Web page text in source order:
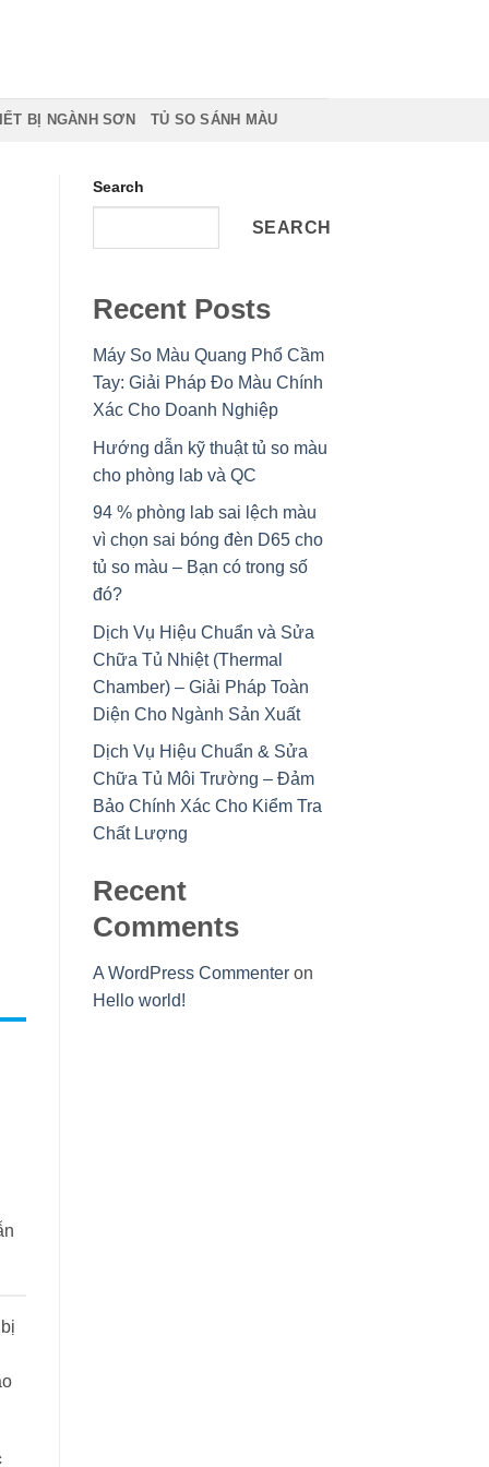
BỊ NGÀNH SƠN TỦ SO SÁNH MÀU
Search
SEARCH
Recent Posts
Máy So Màu Quang Phổ Cầm
Tay: Giải Pháp Đo Màu Chính
Xác Cho Doanh Nghiệp
Hướng dẫn kỹ thuật tủ so màu
cho phòng lab và QC
94 % phòng lab sai lệch màu
vì chọn sai bóng đèn D65 cho
tủ so màu – Bạn có trong số
đó?
Dịch Vụ Hiệu Chuẩn và Sửa
Chữa Tủ Nhiệt (Thermal
Chamber) – Giải Pháp Toàn
Diện Cho Ngành Sản Xuất
Dịch Vụ Hiệu Chuẩn & Sửa
Chữa Tủ Môi Trường – Đảm
Bảo Chính Xác Cho Kiểm Tra
Chất Lượng
Recent
Comments
A WordPress Commenteron
Hello world!